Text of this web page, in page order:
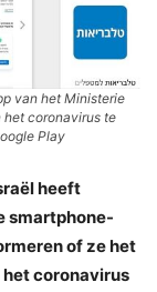
van het Ministerie
het coronavirus te
Play
heeft
smartphone-
of ze het
coronavirus